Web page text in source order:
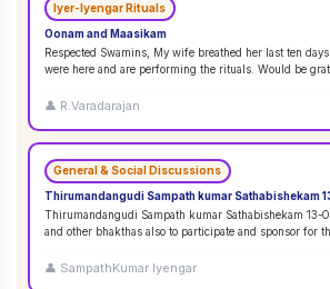
Iyer-Iyengar Rituals
Oonam and Maasikam
Respected Swamins, ​​​​​​My wife breathed her last ten days
were here and are performing the rituals. Would be
👤 R.Varadarajan
General & Social Discussions
Thirumandangudi Sampath kumar Sathabishekam
Thirumandangudi Sampath kumar Sathabishekam 13-Oct-2023 I
and other bhakthas also to participate and sponsor for
👤 SampathKumar Iyengar